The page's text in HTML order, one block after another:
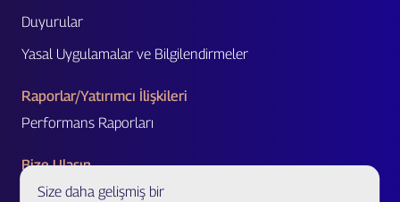
Size daha gelişmiş bir
Duyurular
Yasal Uygulamalar ve Bilgilendirmeler
Raporlar/Yatırımcı İlişkileri
Performans Raporları
Bize Ulaşın
Acente Başvurusu